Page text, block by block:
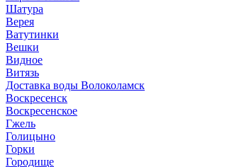
Шатура
Верея
Ватутинки
Вешки
Видное
Витязь
Доставка воды Волоколамск
Воскресенск
Воскресенское
Гжель
Голицыно
Горки
Городище